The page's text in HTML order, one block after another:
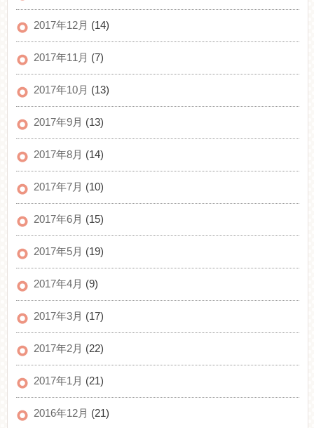
2017年12月 (14)
2017年11月 (7)
2017年10月 (13)
2017年9月 (13)
2017年8月 (14)
2017年7月 (10)
2017年6月 (15)
2017年5月 (19)
2017年4月 (9)
2017年3月 (17)
2017年2月 (22)
2017年1月 (21)
2016年12月 (21)